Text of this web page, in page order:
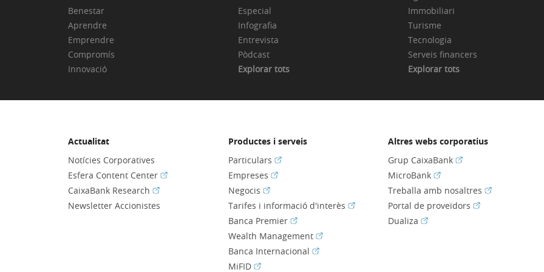
Benestar
Aprendre
Emprendre
Compromís
Innovació
Especial
Infografia
Entrevista
Pòdcast
Explorar tots
Immobiliari
Turisme
Tecnologia
Serveis financers
Explorar tots
Actualitat
Notícies Corporatives
Esfera Content Center (Obre en finestra nova)
CaixaBank Research (Obre en finestra nova)
Newsletter Accionistes
Productes i serveis
Particulars (Obre en finestra nova)
Empreses (Obre en finestra nova)
Negocis (Obre en finestra nova)
Tarifes i informació d'interès (Obre en finestra nova)
Banca Premier (Obre en finestra nova)
Wealth Management (Obre en finestra nova)
Banca Internacional (Obre en finestra nova)
MiFID (Obre en finestra nova)
Altres webs corporatius
Grup CaixaBank(Obre en finestra nova)
MicroBank(Obre en finestra nova)
Treballa amb nosaltres(Obre en
Portal de proveïdors(Obre en finestra
Dualiza(Obre en finestra nova)